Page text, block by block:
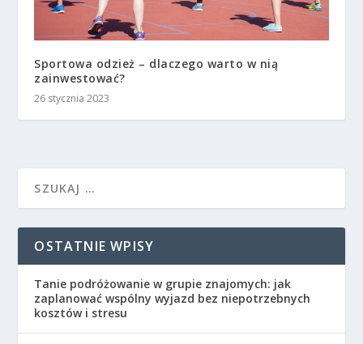
Sportowa odzież – dlaczego warto w nią
zainwestować?
26 stycznia 2023
OSTATNIE WPISY
Tanie podróżowanie w grupie znajomych: jak
zaplanować wspólny wyjazd bez niepotrzebnych
kosztów i stresu